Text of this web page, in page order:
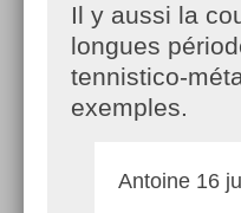
Il y aussi la
longues
tennistico-
exemples.
Antoine 16